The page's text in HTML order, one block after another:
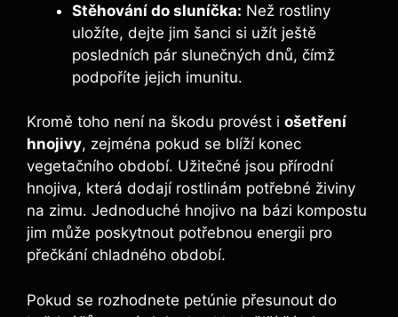
Stěhování do sluníčka: Než rostliny
uložíte, dejte jim šanci si užít ještě
posledních pár slunečných dnů, čímž
podpoříte jejich imunitu.
Kromě toho není na škodu provést i ošetření
hnojivy, zejména pokud se blíží konec
vegetačního období. Užitečné jsou přírodní
hnojiva, která dodají rostlinám potřebné živiny
na zimu. Jednoduché hnojivo na bázi kompostu
jim může poskytnout potřebnou energii pro
přečkání chladného období.
Pokud se rozhodnete petúnie přesunout do